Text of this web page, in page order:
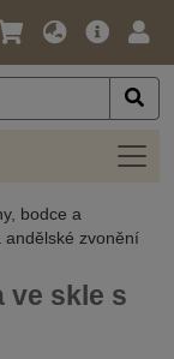
Jazyk
Měna
Hlavní
bodce a
andělské zvonění
ve skle s